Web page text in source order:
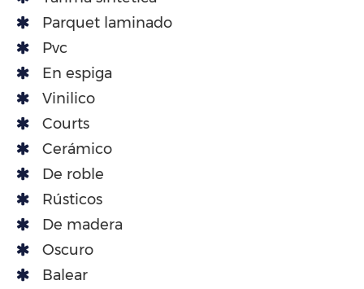
Parquet laminado
Pvc
En espiga
Vinilico
Courts
Cerámico
De roble
Rústicos
De madera
Oscuro
Balear